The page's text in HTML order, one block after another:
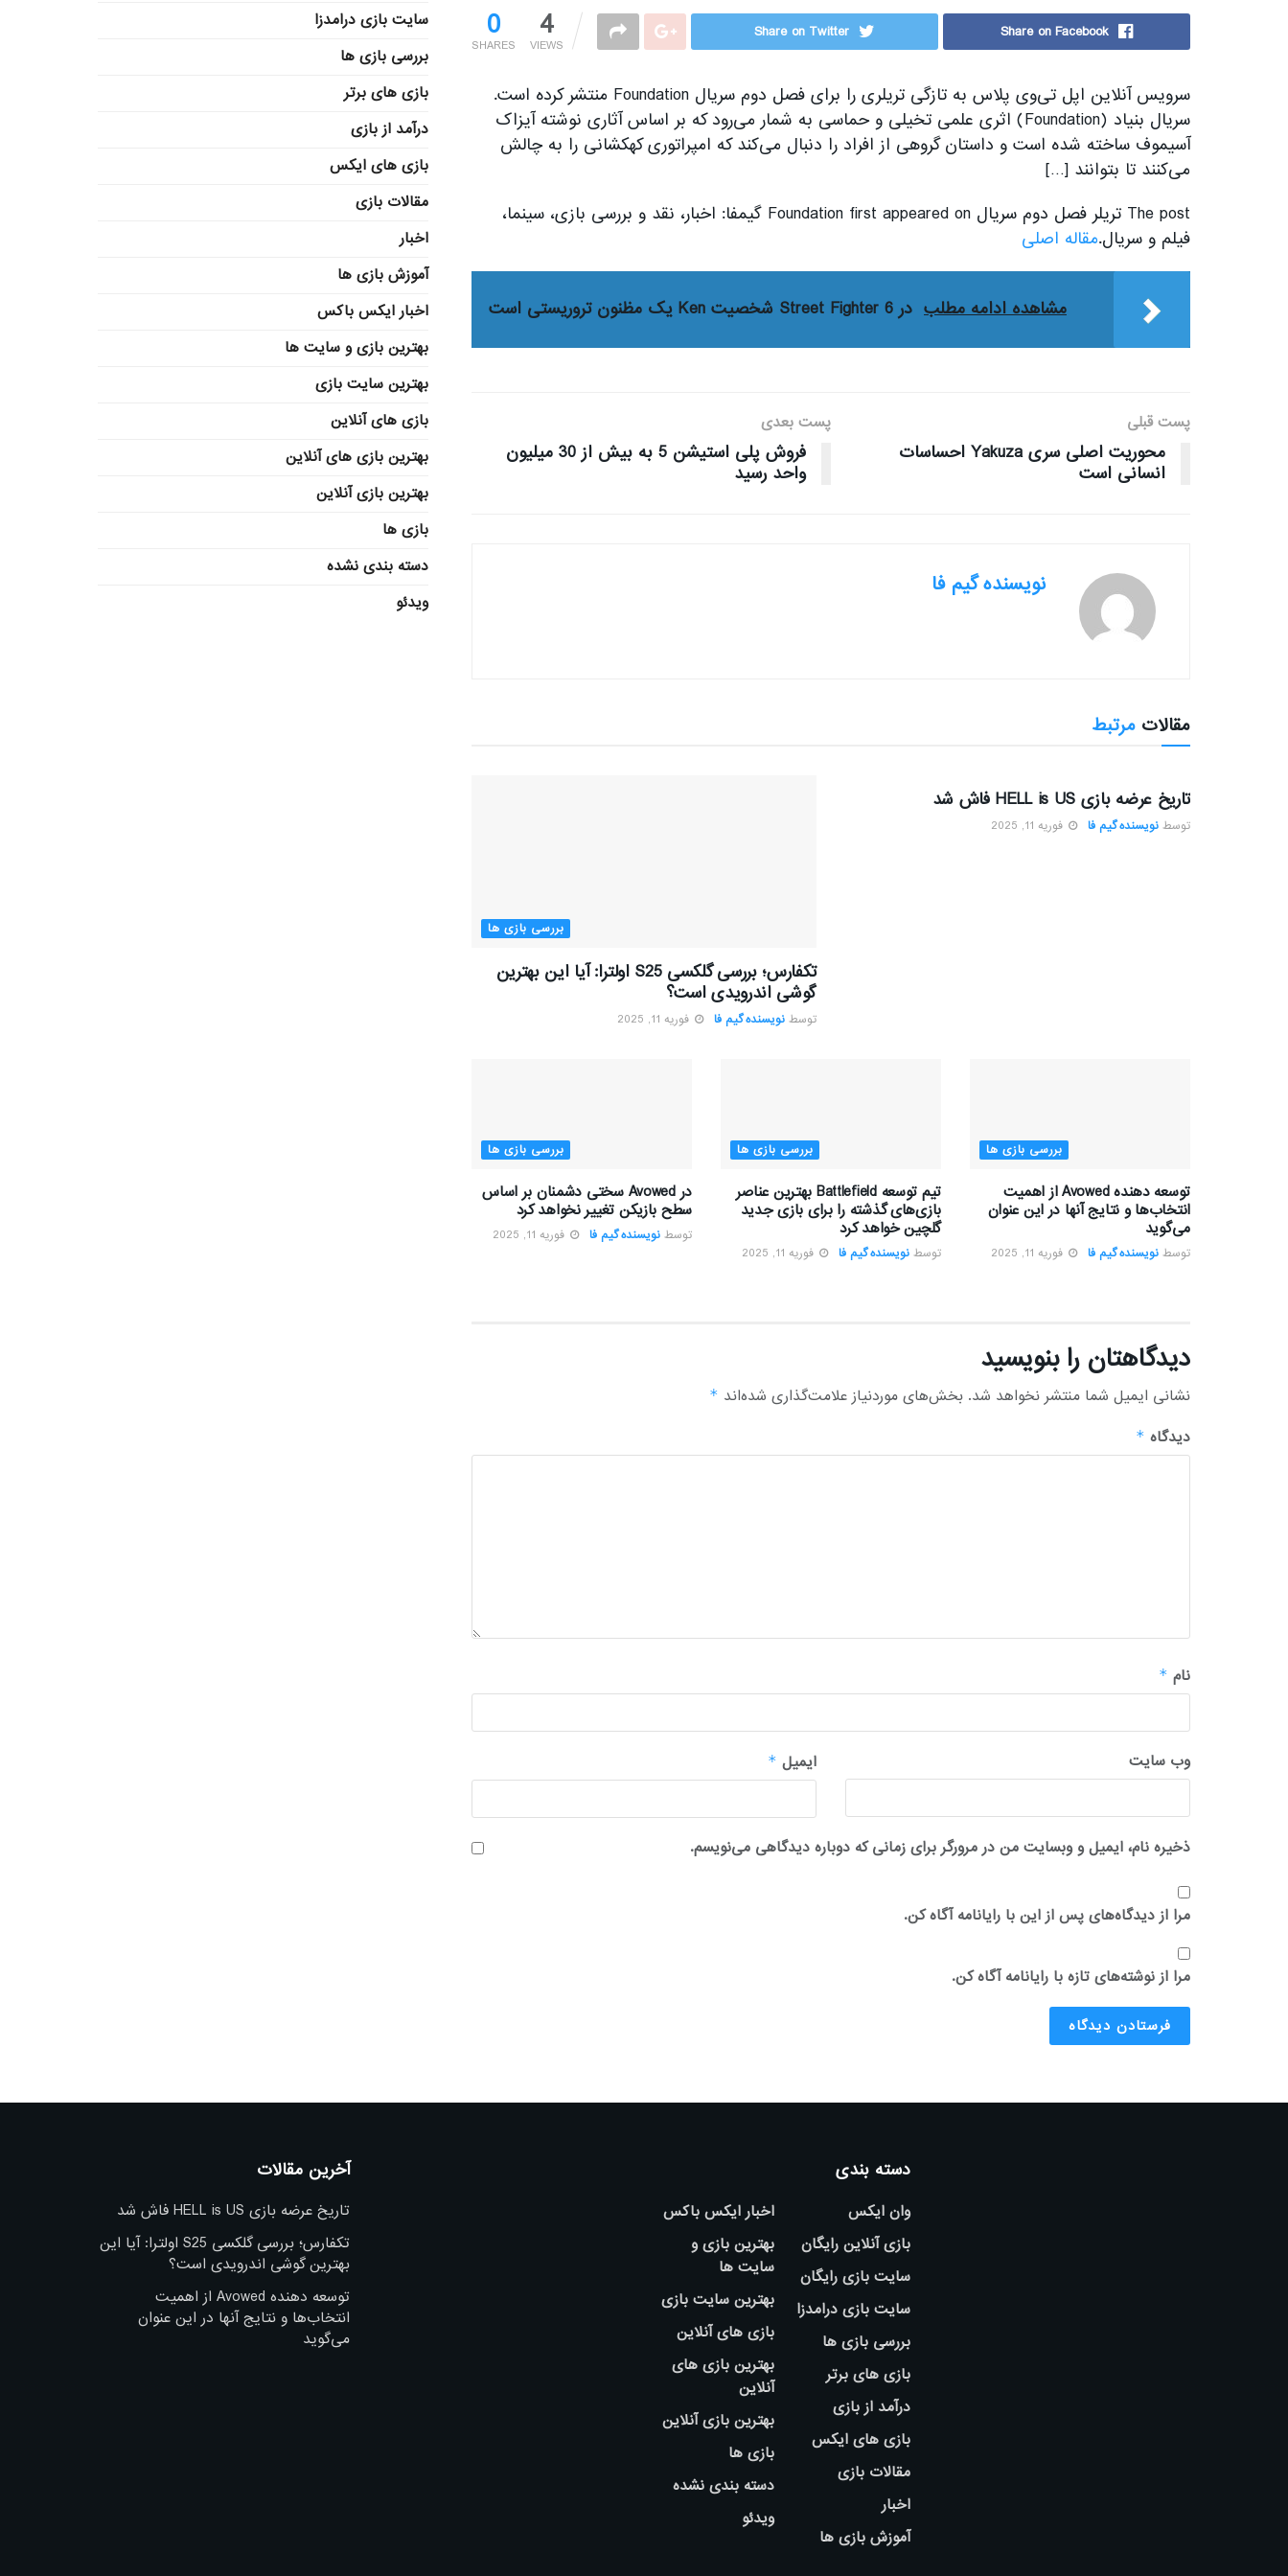
0
SHARES 4
VIEWS
Share on Facebook
Share on Twitter
سرویس آنلاین اپل تی‌وی پلاس به تازگی تریلری را برای فصل دوم سریال Foundation منتشر کرده است.
سریال بنیاد (Foundation) اثری علمی تخیلی و حماسی به شمار می‎‌رود که بر اساس آثاری نوشته آیزاک
آسیموف ساخته شده است و داستان گروهی از افراد را دنبال می‎‌کند که امپراتوری کهکشانی را به چالش
می‌کنند تا بتوانند […]
The post تریلر فصل دوم سریال Foundation first appeared on گیمفا: اخبار، نقد و بررسی بازی، سینما،
فیلم و سریال.مقاله اصلی
مشاهده ادامه مطلب در Street Fighter 6 شخصیت Ken یک مظنون تروریستی است
پست قبلی
محوریت اصلی سری Yakuza احساسات
انسانی است
پست بعدی
فروش پلی استیشن 5 به بیش از 30 میلیون
واحد رسید
نویسنده گیم فا
مقالات مرتبط
تاریخ عرضه بازی HELL is US فاش شد
توسط نویسنده گیم فا فوریه 11, 2025
بررسی بازی ها
تکفارس؛ بررسی گلکسی S25 اولترا: آیا این بهترین
گوشی اندرویدی است؟
توسط نویسنده گیم فا فوریه 11, 2025
بررسی بازی ها
توسعه دهنده Avowed از اهمیت
انتخاب‌ها و نتایج آنها در این عنوان
می‌گوید
توسط نویسنده گیم فا فوریه 11, 2025
بررسی بازی ها
تیم توسعه Battlefield بهترین عناصر
بازی‌های گذشته را برای بازی جدید
گلچین خواهد کرد
توسط نویسنده گیم فا فوریه 11, 2025
بررسی بازی ها
در Avowed سختی دشمنان بر اساس
سطح بازیکن تغییر نخواهد کرد
توسط نویسنده گیم فا فوریه 11, 2025
دیدگاهتان را بنویسید
نشانی ایمیل شما منتشر نخواهد شد. بخش‌های موردنیاز علامت‌گذاری شده‌اند *
دیدگاه *
نام *
ایمیل * وب‌ سایت
ذخیره نام، ایمیل و وبسایت من در مرورگر برای زمانی که دوباره دیدگاهی می‌نویسم.
مرا از دیدگاه‌های پس از این با رایانامه آگاه کن.
مرا از نوشته‌های تازه با رایانامه آگاه کن.
سایت بازی درامدزا
بررسی بازی ها
بازی های برتر
درآمد از بازی
بازی های ایکس
مقالات بازی
اخبار
آموزش بازی ها
اخبار ایکس باکس
بهترین بازی و سایت ها
بهترین سایت بازی
بازی های آنلاین
بهترین بازی های آنلاین
بهترین بازی آنلاین
بازی ها
دسته بندی نشده
ویدئو
دسته بندی
وان ایکس
بازی آنلاین رایگان
سایت بازی رایگان
سایت بازی درامدزا
بررسی بازی ها
بازی های برتر
درآمد از بازی
بازی های ایکس
مقالات بازی
اخبار
آموزش بازی ها
اخبار ایکس باکس
بهترین بازی و
سایت ها
بهترین سایت بازی
بازی های آنلاین
بهترین بازی های
آنلاین
بهترین بازی آنلاین
بازی ها
دسته بندی نشده
ویدئو
آخرین مقالات
تاریخ عرضه بازی HELL is US فاش شد
تکفارس؛ بررسی گلکسی S25 اولترا: آیا این
بهترین گوشی اندرویدی است؟
توسعه دهنده Avowed از اهمیت
انتخاب‌ها و نتایج آنها در این عنوان
می‌گوید